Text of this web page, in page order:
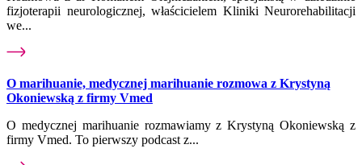
fizjoterapii neurologicznej, właścicielem Kliniki Neurorehabilitacji
we...
O marihuanie, medycznej marihuanie rozmowa z Krystyną
Okoniewską z firmy Vmed
O medycznej marihuanie rozmawiamy z Krystyną Okoniewską z
firmy Vmed. To pierwszy podcast z...